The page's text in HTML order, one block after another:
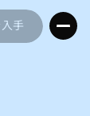
手